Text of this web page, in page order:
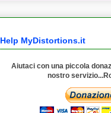
Help MyDistortions.it
Aiutaci con una piccola
nostro